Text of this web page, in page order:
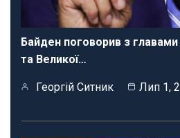
Байден поговорив з главами
та Великої…
Георгій Ситник Лип 1,